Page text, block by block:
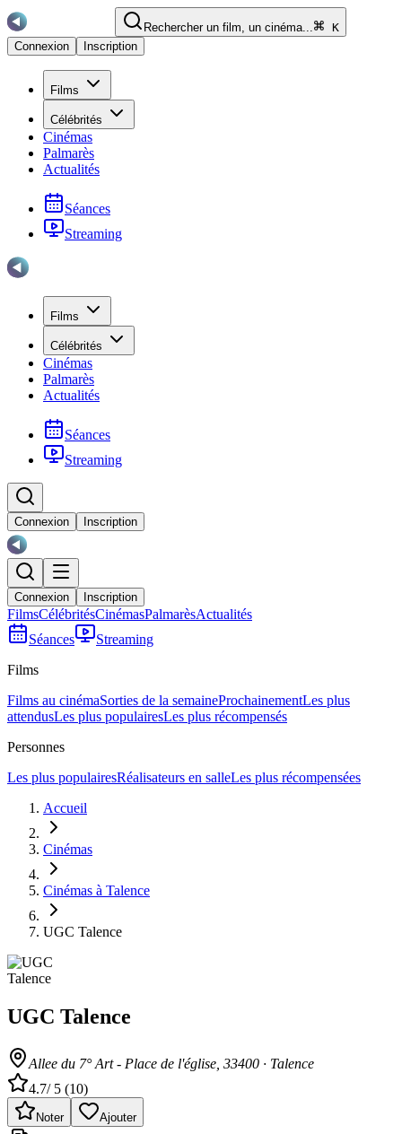
Rechercher un film, un cinéma...
K
Connexion
Inscription
Films
Célébrités
Cinémas
Palmarès
Actualités
Séances
Streaming
Films
Célébrités
Cinémas
Palmarès
Actualités
Séances
Streaming
Connexion Inscription
Connexion Inscription
FilmsCélébritésCinémasPalmarèsActualités
Séances
Streaming
Films
Films au cinémaSorties de la semaineProchainementLes plus
attendusLes plus populairesLes plus récompensés
Personnes
Les plus populairesRéalisateurs en salleLes plus récompensées
Accueil
Cinémas
Cinémas à Talence
UGC Talence
UGC Talence
Allee du 7° Art - Place de l'église , 33400 · Talence
4.7/ 5 (10)
Noter Ajouter